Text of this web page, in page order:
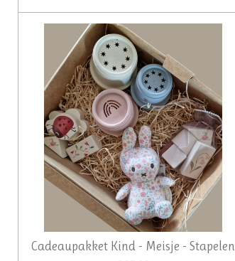
Cadeaupakket Kind - Meisje - Stapelen